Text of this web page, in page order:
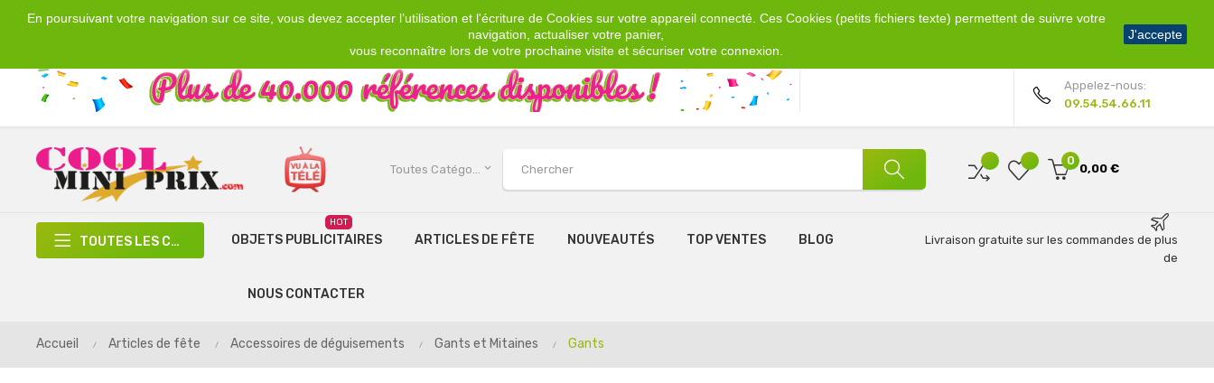
En poursuivant votre navigation sur ce site, vous devez accepter l’utilisation et l'écriture de Cookies sur votre appareil connecté. Ces Cookies (petits fichiers texte) permettent de suivre votre
navigation, actualiser votre panier,
vous reconnaître lors de votre prochaine visite et sécuriser votre connexion.
J'accepte
Emplacement
Devise
Bienvenue !
Mon compte
Appelez-nous:
09.54.54.66.11
Toutes Catégories keyboard_arrow_down
0
0,00 €
TOUTES LES CATÉGORIES OBJETS PUBLICITAIRES
HOT
ARTICLES DE FÊTE NOUVEAUTÉS TOP VENTES BLOG
NOUS CONTACTER
Livraison gratuite sur les commandes de plus
de
Accueil Articles de fête Accessoires de déguisements Gants et Mitaines Gants